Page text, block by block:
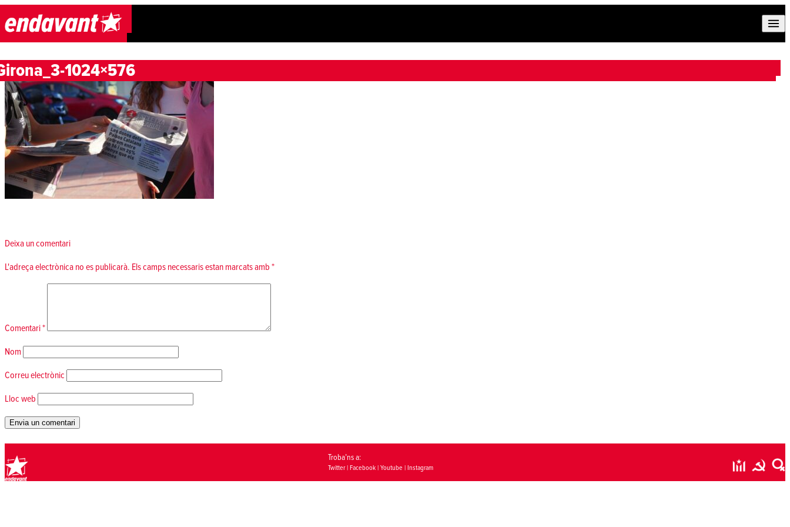
Skip to content
1024×576
Deixa un comentari
L'adreça electrònica no es publicarà. Els camps necessaris estan marcats amb *
Comentari*
Nom
Correu electrònic
Lloc web
Troba’ns a:
Twitter| Facebook| Youtube| Instagram